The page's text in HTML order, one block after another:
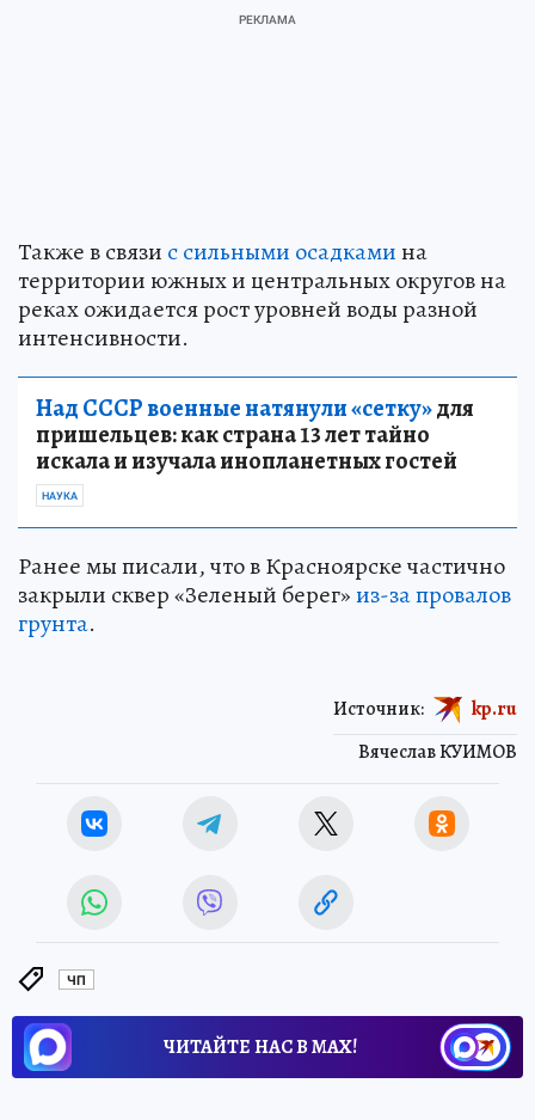
Также в связи с сильными осадкамина
территории южных и центральных округов на
реках ожидается рост уровней воды разной
интенсивности.
Над СССР военные натянули «сетку»для
пришельцев: как страна 13 лет тайно
искала и изучала инопланетных гостей
НАУКА
Ранее мы писали, что в Красноярске частично
закрыли сквер «Зеленый берег»из-за провалов
грунта.
Вячеслав КУИМОВ
Источник: kp.ru
ЧП
ЧИТАЙТЕ НАС В МАХ!